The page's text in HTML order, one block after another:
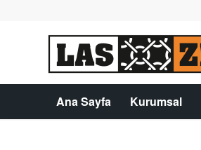
Ana Sayfa Kurumsal